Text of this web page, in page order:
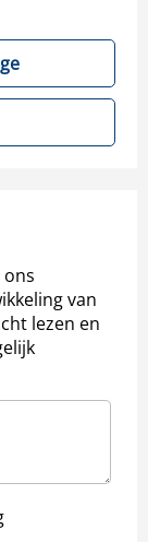
van
lezen en